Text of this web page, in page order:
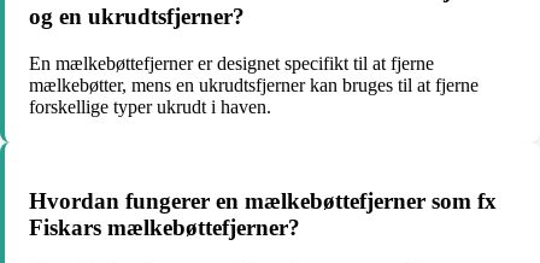
og en ukrudtsfjerner?
En mælkebøttefjerner er designet specifikt til at fjerne
mælkebøtter, mens en ukrudtsfjerner kan bruges til at fjerne
forskellige typer ukrudt i haven.
Hvordan fungerer en mælkebøttefjerner som fx
Fiskars mælkebøttefjerner?